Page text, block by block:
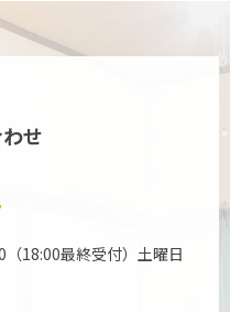
せ
18:00最終受付）土曜日